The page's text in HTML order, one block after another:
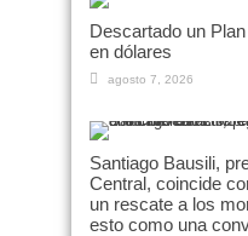
Descartado un
en dólares
agosto 7, 2026
Santiago Bausili,
Central, coincide
un rescate a los
esto como una